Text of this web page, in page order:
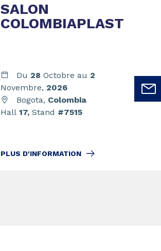
SALON
COLOMBIAPLAST
Du 28 Octobre au 2
Novembre, 2026
Bogota, Colombia
Hall 17, Stand #7515
PLUS D'INFORMATION